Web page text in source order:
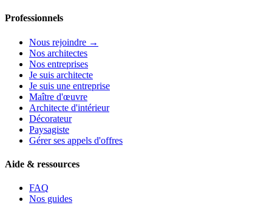
Professionnels
Nous rejoindre →
Nos architectes
Nos entreprises
Je suis architecte
Je suis une entreprise
Maître d'œuvre
Architecte d'intérieur
Décorateur
Paysagiste
Gérer ses appels d'offres
Aide & ressources
FAQ
Nos guides